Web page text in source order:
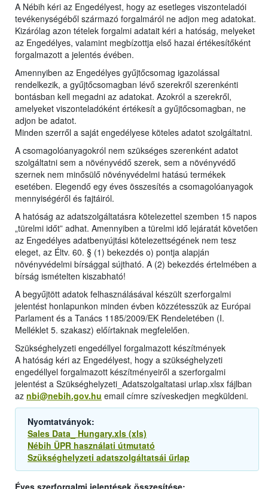
A Nébih kéri az Engedélyest, hogy az esetleges viszonteladói
tevékenységéből származó forgalmáról ne adjon meg adatokat.
Kizárólag azon tételek forgalmi adatait kéri a hatóság, melyeket
az Engedélyes, valamint megbízottja első hazai értékesítőként
forgalmazott a jelentés évében.
Amennyiben az Engedélyes gyűjtőcsomag igazolással
rendelkezik, a gyűjtőcsomagban lévő szerekről szerenkénti
bontásban kell megadni az adatokat. Azokról a szerekről,
amelyeket viszonteladóként értékesít a gyűjtőcsomagban, ne
adjon be adatot.
Minden szerről a saját engedélyese köteles adatot szolgáltatni.
A csomagolóanyagokról nem szükséges szerenként adatot
szolgáltatni sem a növényvédő szerek, sem a növényvédő
szernek nem minősülő növényvédelmi hatású termékek
esetében. Elegendő egy éves összesítés a csomagolóanyagok
mennyiségéről és fajtáiról.
A hatóság az adatszolgáltatásra kötelezettel szemben 15 napos
„türelmi időt” adhat. Amennyiben a türelmi idő lejáratát követően
az Engedélyes adatbenyújtási kötelezettségének nem tesz
eleget, az Éltv. 60. § (1) bekezdés o) pontja alapján
növényvédelmi bírsággal sújtható. A (2) bekezdés értelmében a
bírság ismételten kiszabható!
A begyűjtött adatok felhasználásával készült szerforgalmi
jelentést honlapunkon minden évben közzétesszük az Európai
Parlament és a Tanács 1185/2009/EK Rendeletében (I.
Melléklet 5. szakasz) előírtaknak megfelelően.
Szükséghelyzeti engedéllyel forgalmazott készítmények
A hatóság kéri az Engedélyest, hogy a szükséghelyzeti
engedéllyel forgalmazott készítményeiről a szerforgalmi
jelentést a Szükséghelyzeti_Adatszolgaltatasi urlap.xlsx fájlban
az nbi@nebih.gov.hu email címre szíveskedjen megküldeni.
Nyomtatványok:
Sales Data_ Hungary.xls (xls)
Nébih ÜPR használati útmutató
Szükséghelyzeti adatszolgáltatsái űrlap